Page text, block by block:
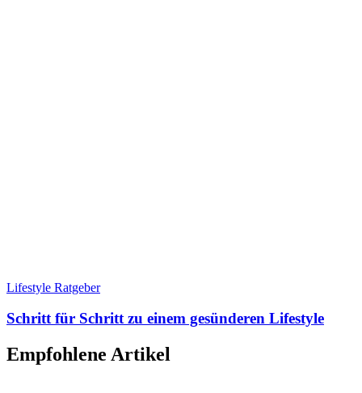
Lifestyle Ratgeber
Schritt für Schritt zu einem gesünderen Lifestyle
Empfohlene Artikel